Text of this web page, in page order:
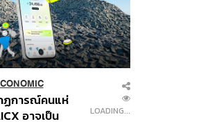
ฏการณ์คนแห่
อาจเป็น
LOADING...